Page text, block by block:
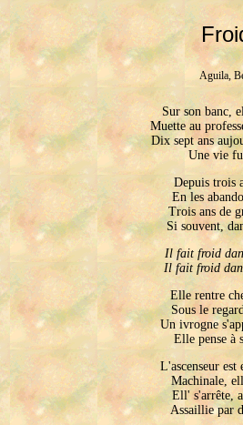
Aguila,
Sur son banc,
Muette au
Dix sept ans
Une vie
Depuis trois
En les
Trois ans de
Si souvent,
Il fait froid
Il fait froid
Elle rentre
Sous le
Un ivrogne
Elle pense à
L'ascenseur
Machinale,
Ell' s'arrête,
Assaillie par